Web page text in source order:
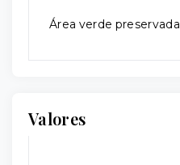
Área verde preservada
Valores